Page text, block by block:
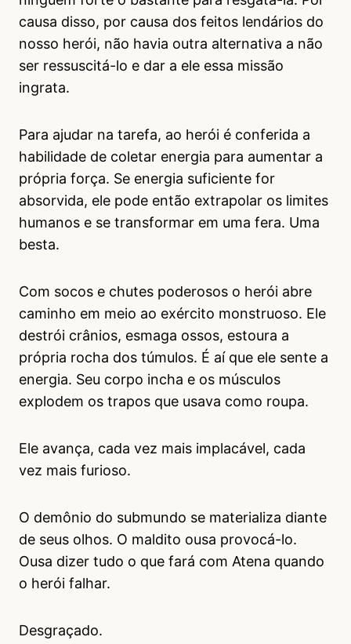
causa disso, por causa dos feitos lendários do
nosso herói, não havia outra alternativa a não
ser ressuscitá-lo e dar a ele essa missão
ingrata.
Para ajudar na tarefa, ao herói é conferida a
habilidade de coletar energia para aumentar a
própria força. Se energia suficiente for
absorvida, ele pode então extrapolar os limites
humanos e se transformar em uma fera. Uma
besta.
Com socos e chutes poderosos o herói abre
caminho em meio ao exército monstruoso. Ele
destrói crânios, esmaga ossos, estoura a
própria rocha dos túmulos. É aí que ele sente a
energia. Seu corpo incha e os músculos
explodem os trapos que usava como roupa.
Ele avança, cada vez mais implacável, cada
vez mais furioso.
O demônio do submundo se materializa diante
de seus olhos. O maldito ousa provocá-lo.
Ousa dizer tudo o que fará com Atena quando
o herói falhar.
Desgraçado.